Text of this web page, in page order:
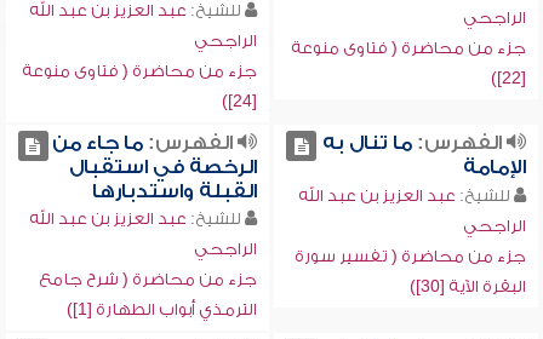
الراجحي
جزء من محاضرة ( فتاوى منوعة
[22])
للشيخ: عبد العزيز بن عبد الله
الراجحي
جزء من محاضرة ( فتاوى منوعة
[24])
الفهرس:ما تنال به
الإمامة
للشيخ: عبد العزيز بن عبد الله
الراجحي
جزء من محاضرة ( تفسير سورة
البقرة الآية [30])
الفهرس:ما جاء من
الرخصة في استقبال
القبلة واستدبارها
للشيخ: عبد العزيز بن عبد الله
الراجحي
جزء من محاضرة ( شرح جامع
الترمذي أبواب الطهارة [1])